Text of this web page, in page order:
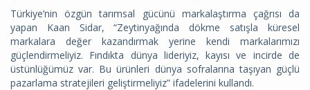
Türkiye’nin özgün tarımsal gücünü markalaştırma çağrısı da
yapan Kaan Sidar, “Zeytinyağında dökme satışla küresel
markalara değer kazandırmak yerine kendi markalarımızı
güçlendirmeliyiz. Fındıkta dünya lideriyiz, kayısı ve incirde de
üstünlüğümüz var. Bu ürünleri dünya sofralarına taşıyan güçlü
pazarlama stratejileri geliştirmeliyiz” ifadelerini kullandı.